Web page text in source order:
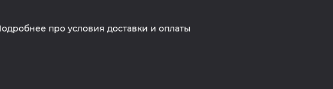
про условия доставки и оплаты